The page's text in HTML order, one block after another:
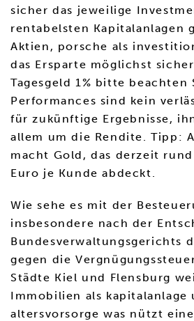
sicher das jeweilige
rentabelsten Kapitalanlagen
Aktien, porsche als
das Ersparte möglichst
Tagesgeld 1% bitte beachten
Performances sind kein
für zukünftige Ergebnisse,
allem um die Rendite. Tipp:
macht Gold, das derzeit
Euro je Kunde abdeckt.
Wie sehe es mit der
insbesondere nach der
Bundesverwaltungsgerichts
gegen die
Städte Kiel und Flensburg
Immobilien als kapitalanlage
altersvorsorge was nützt